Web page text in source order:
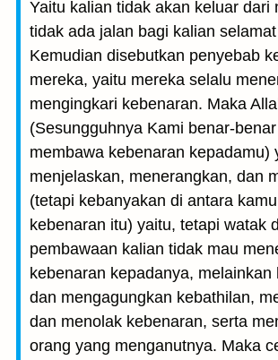
Yaitu kalian tidak akan keluar dari
tidak ada jalan bagi kalian
Kemudian disebutkan penyebab
mereka, yaitu mereka selalu
mengingkari kebenaran. Maka
(Sesungguhnya Kami benar-
membawa kebenaran kepadamu)
menjelaskan, menerangkan, dan
(tetapi kebanyakan di antara
kebenaran itu) yaitu, tetapi watak
pembawaan kalian tidak mau
kebenaran kepadanya, melainkan
dan mengagungkan kebathilan,
dan menolak kebenaran, serta
orang yang menganutnya. Maka